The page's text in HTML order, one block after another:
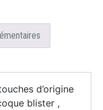
d’origine
blister ,